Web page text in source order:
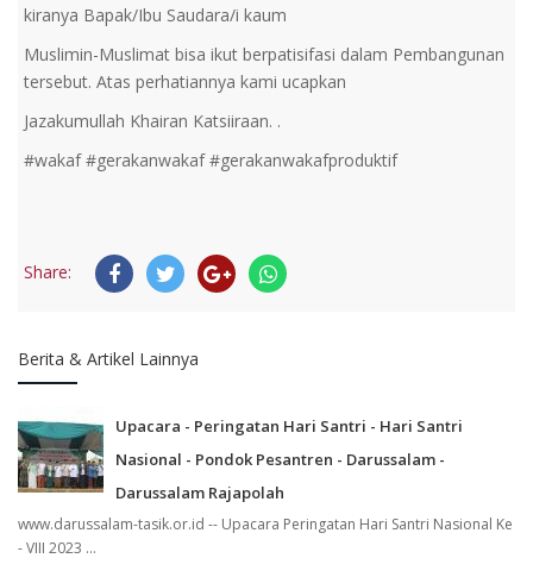
kiranya Bapak/Ibu Saudara/i kaum
Muslimin-Muslimat bisa ikut berpatisifasi dalam Pembangunan
tersebut. Atas perhatiannya kami ucapkan
Jazakumullah Khairan Katsiiraan. .
#wakaf #gerakanwakaf #gerakanwakafproduktif
Share:
Berita & Artikel Lainnya
Upacara - Peringatan Hari Santri - Hari Santri
Nasional - Pondok Pesantren - Darussalam -
Darussalam Rajapolah
www.darussalam-tasik.or.id -- Upacara Peringatan Hari Santri Nasional Ke
- VIII 2023 ...